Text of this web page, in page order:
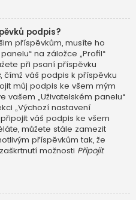
podpis?
příspěvkům, musíte ho
na záložce „Profil“
při psaní příspěvku
, čímž váš podpis k příspěvku
můj podpis ke všem mým
vašem „Uživatelském panelu“
„Výchozí nastavení
váš podpis ke všem
můžete stále zamezit
příspěvkům tak, že
možnosti Připojit